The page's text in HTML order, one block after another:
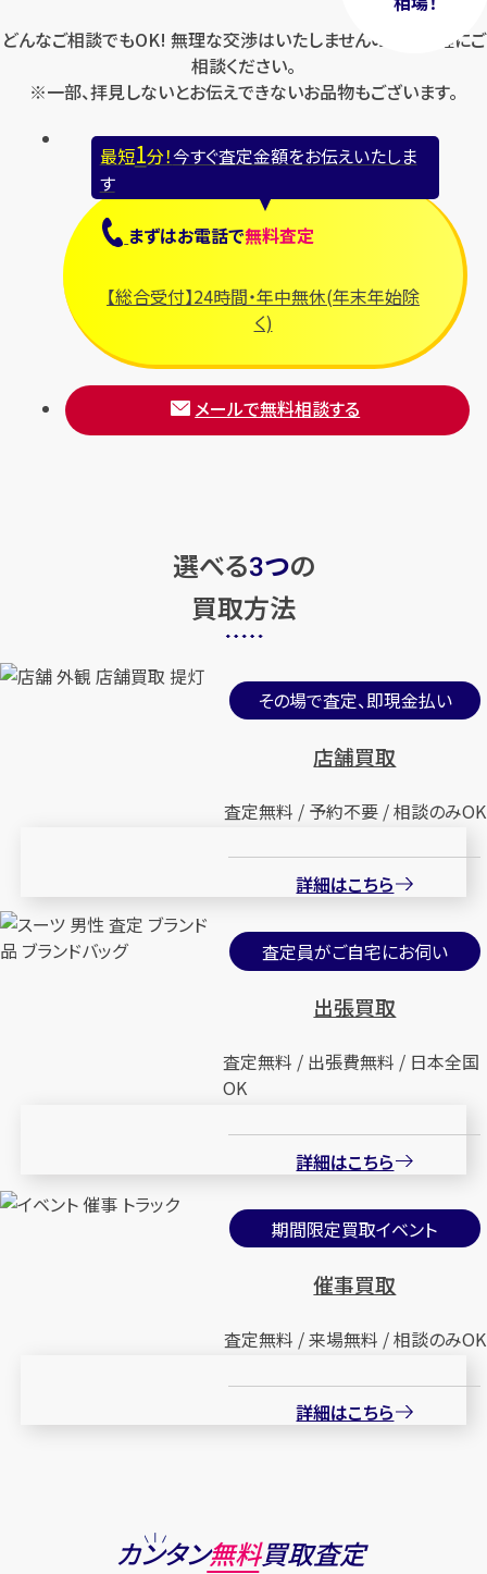
どんなご相談でもOK! 無理な交渉はいたしませんのでお気軽にご
相談ください。
※一部、拝見しないとお伝えできないお品物もございます。
最短1分！今すぐ査定金額をお伝えいたしま
す
まずはお電話で無料査定
【総合受付】24時間・年中無休(年末年始除
く)
メールで無料相談する
選べる3つの
買取方法
その場で査定、即現金払い
店舗買取
査定無料 / 予約不要 / 相談のみOK
詳細はこちら
査定員がご自宅にお伺い
出張買取
査定無料 / 出張費無料 / 日本全国
OK
詳細はこちら
期間限定買取イベント
催事買取
査定無料 / 来場無料 / 相談のみOK
詳細はこちら
カンタン無料買取査定